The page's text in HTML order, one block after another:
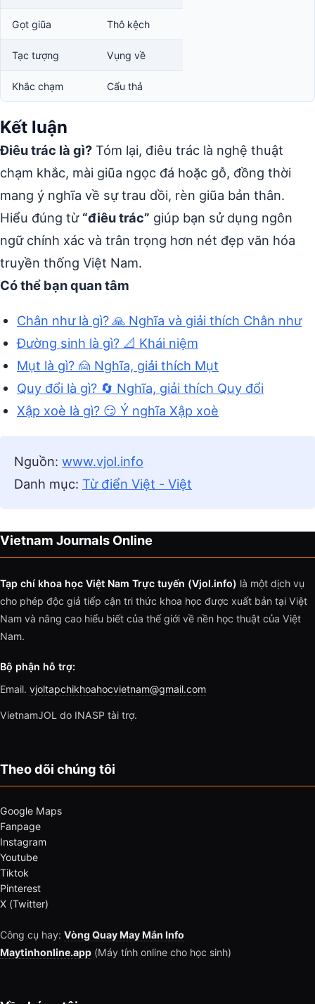
Gọt giũa Thô kệch
Tạc tượng Vụng về
Khắc chạm Cẩu thả
Kết luận
Điêu trác là gì? Tóm lại, điêu trác là nghệ thuật
chạm khắc, mài giũa ngọc đá hoặc gỗ, đồng thời
mang ý nghĩa về sự trau dồi, rèn giũa bản thân.
Hiểu đúng từ “điêu trác” giúp bạn sử dụng ngôn
ngữ chính xác và trân trọng hơn nét đẹp văn hóa
truyền thống Việt Nam.
Có thể bạn quan tâm
Chân như là gì? 🙏 Nghĩa và giải thích Chân như
Đường sinh là gì? 📐 Khái niệm
Mụt là gì? 🙍 Nghĩa, giải thích Mụt
Quy đổi là gì? 🔄 Nghĩa, giải thích Quy đổi
Xập xoè là gì? 😏 Ý nghĩa Xập xoè
Nguồn: www.vjol.info
Danh mục: Từ điển Việt - Việt
Vietnam Journals Online
Tạp chí khoa học Việt Nam Trực tuyến (Vjol.info) là một dịch vụ
cho phép độc giả tiếp cận tri thức khoa học được xuất bản tại Việt
Nam và nâng cao hiểu biết của thế giới về nền học thuật của Việt
Nam.
Bộ phận hỗ trợ:
Email. vjoltapchikhoahocvietnam@gmail.com
VietnamJOL do INASP tài trợ.
Theo dõi chúng tôi
Google Maps
Fanpage
Instagram
Youtube
Tiktok
Pinterest
X (Twitter)
Công cụ hay: Vòng Quay May Mắn Info
Maytinhonline.app (Máy tính online cho học sinh)